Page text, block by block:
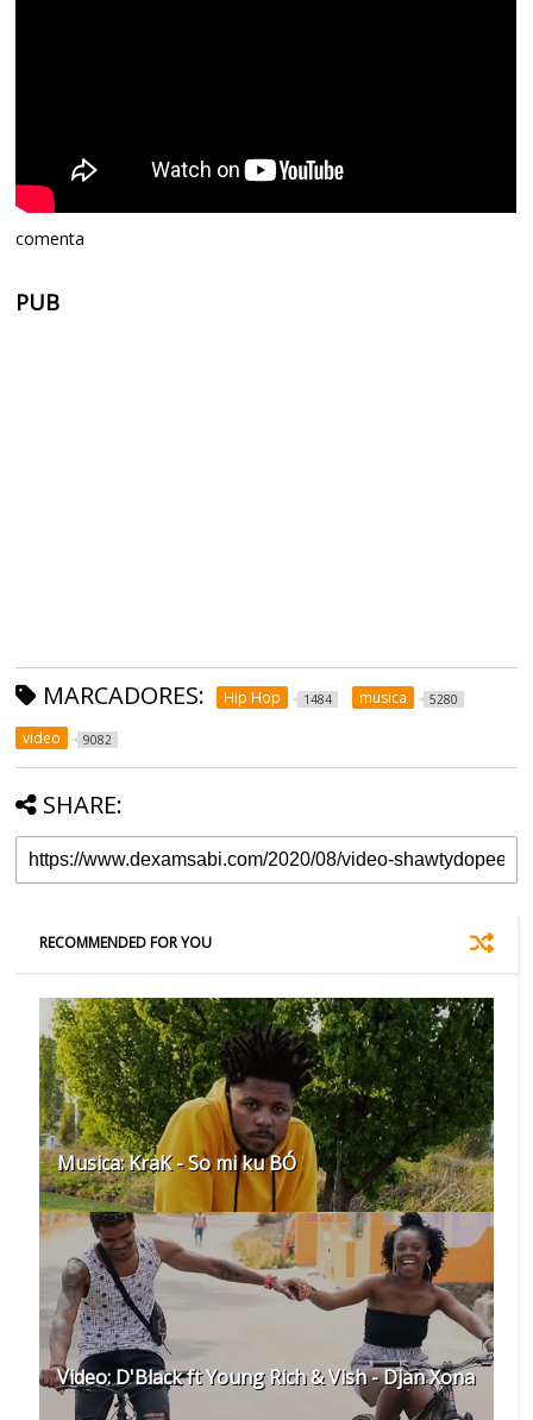
comenta
PUB
MARCADORES: Hip Hop 1484 musica 5280
video 9082
SHARE:
RECOMMENDED FOR YOU
Musica: KraK - So mi ku BÓ
Video: D'Black ft Young Rich & Vish - Djan Xona